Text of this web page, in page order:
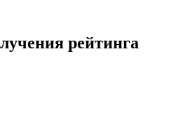
рейтинга